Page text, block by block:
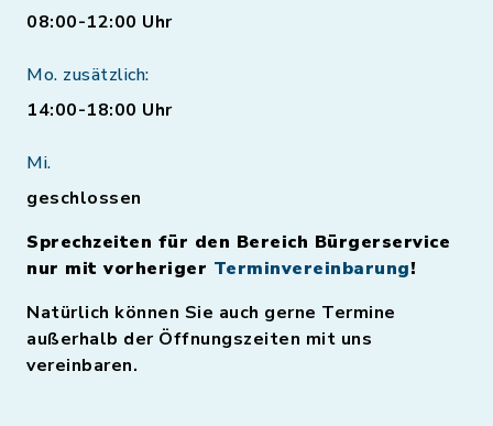
08:00-12:00 Uhr
Mo. zusätzlich:
14:00-18:00 Uhr
Mi.
geschlossen
Sprechzeiten für den Bereich Bürgerservice
nur mit vorheriger Terminvereinbarung!
Natürlich können Sie auch gerne Termine
außerhalb der Öffnungszeiten mit uns
vereinbaren.